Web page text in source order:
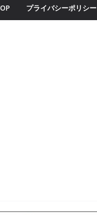
プライバシーポリシー